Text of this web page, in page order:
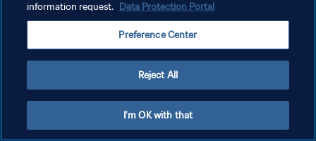
NUTZUNGSBEDINGUNGEN
COOKIE-EINSTELLUNGEN VERWALTEN
information request. Data Protection Portal
Preference Center
Reject All
I'm OK with that